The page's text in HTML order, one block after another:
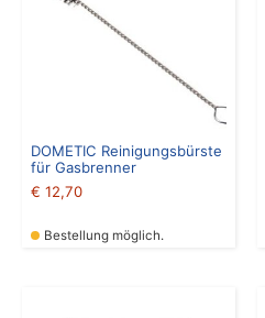
DOMETIC Reinigungsbürste
für Gasbrenner
€ 12,70
Bestellung möglich.